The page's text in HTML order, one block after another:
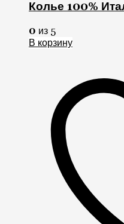
Колье 100%
0 из 5
В корзину